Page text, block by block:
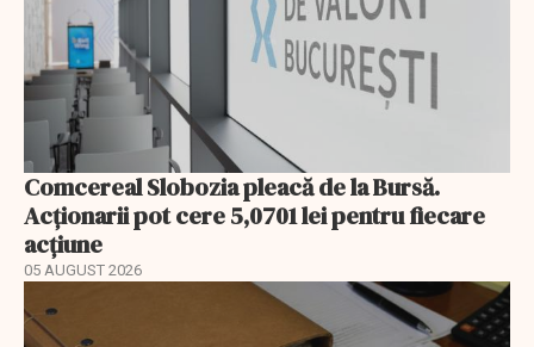
Comcereal Slobozia pleacă de la Bursă.
Acționarii pot cere 5,0701 lei pentru fiecare
acțiune
05 AUGUST 2026